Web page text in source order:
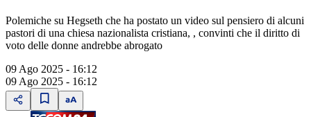
Polemiche su Hegseth che ha postato un video sul pensiero di alcuni
pastori di una chiesa nazionalista cristiana, , convinti che il diritto di
voto delle donne andrebbe abrogato
09 Ago 2025 - 16:12
09 Ago 2025 - 16:12